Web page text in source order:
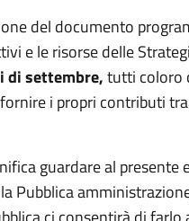
del documento
e le risorse delle
di settembre,tutti coloro
i propri contributi
guardare al
Pubblica